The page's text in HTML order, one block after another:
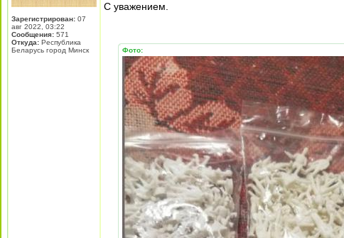
Зарегистрирован: 07
авг 2022, 03:22
Сообщения: 571
Откуда: Республика
Беларусь город Минск
С уважением.
Фото: